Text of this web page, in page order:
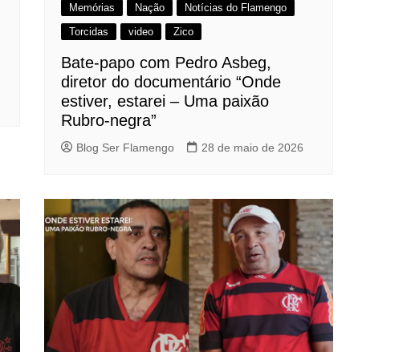
Memórias
Nação
Notícias do Flamengo
Torcidas
video Zico
Bate-papo com Pedro Asbeg,
diretor do documentário “Onde
estiver, estarei – Uma paixão
Rubro-negra”
Blog Ser Flamengo 28 de maio de 2026